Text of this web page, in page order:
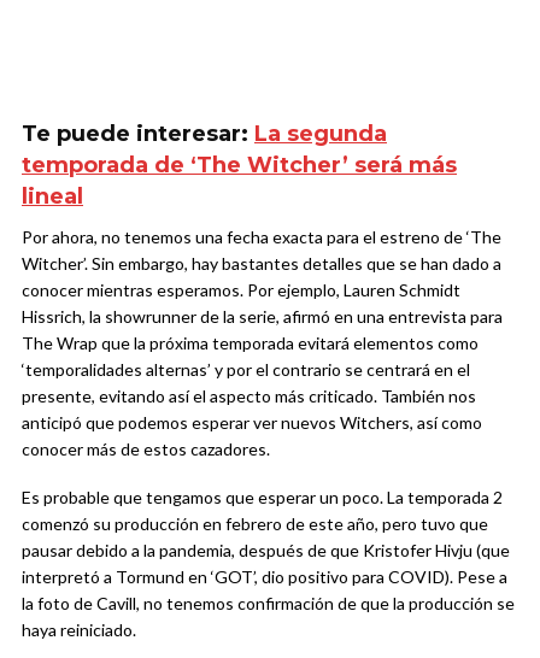
Te puede interesar: La segunda
temporada de ‘The Witcher’ será más
lineal
Por ahora, no tenemos una fecha exacta para el estreno de ‘The
Witcher’. Sin embargo, hay bastantes detalles que se han dado a
conocer mientras esperamos. Por ejemplo, Lauren Schmidt
Hissrich, la showrunner de la serie, afirmó en una entrevista para
The Wrap que la próxima temporada evitará elementos como
‘temporalidades alternas’ y por el contrario se centrará en el
presente, evitando así el aspecto más criticado. También nos
anticipó que podemos esperar ver nuevos Witchers, así como
conocer más de estos cazadores.
Es probable que tengamos que esperar un poco. La temporada 2
comenzó su producción en febrero de este año, pero tuvo que
pausar debido a la pandemia, después de que Kristofer Hivju (que
interpretó a Tormund en ‘GOT’, dio positivo para COVID). Pese a
la foto de Cavill, no tenemos confirmación de que la producción se
haya reiniciado.